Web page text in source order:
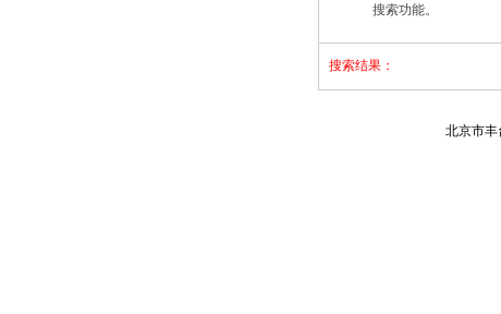
搜索功能。
搜索结果：
北京市